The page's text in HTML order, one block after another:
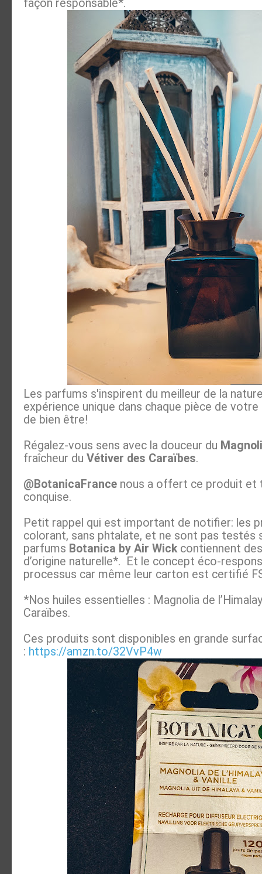
façon responsable*.
Les parfums s'inspirent du meilleur de la
expérience unique dans chaque pièce de votre
de bien être!
Régalez-vous sens avec la douceur du
fraîcheur du Vétiver des Caraïbes.
@BotanicaFrance nous a offert ce produit et
conquise.
Petit rappel qui est important de notifier: les
colorant, sans phtalate, et ne sont pas testés
parfums Botanica by Air Wick contiennent
d’origine naturelle*. Et le concept éco-
processus car même leur carton est certifié
*Nos huiles essentielles : Magnolia de
Caraïbes.
Ces produits sont disponibles en grande
: https://amzn.to/32VvP4w